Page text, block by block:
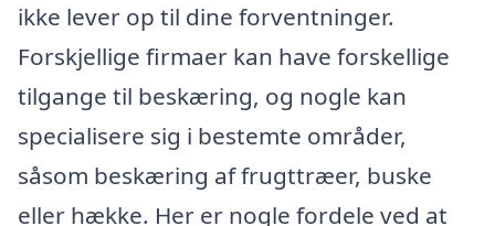
ikke lever op til dine forventninger.
Forskjellige firmaer kan have forskellige
tilgange til beskæring, og nogle kan
specialisere sig i bestemte områder,
såsom beskæring af frugttræer, buske
eller hække. Her er nogle fordele ved at